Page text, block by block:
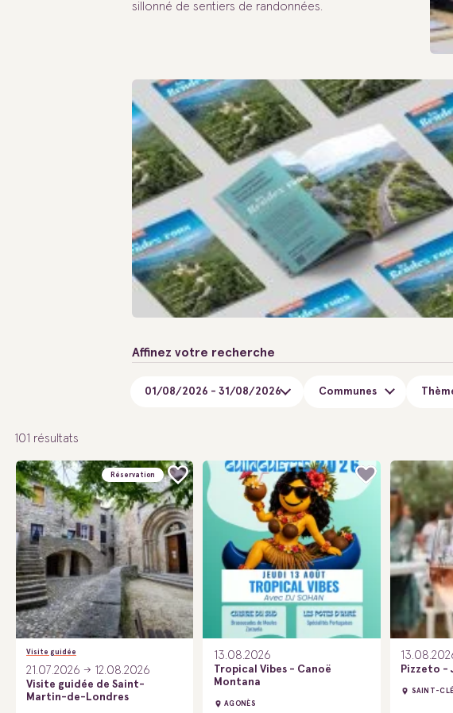
sillonné de sentiers de randonnées.
Affinez votre recherche
Communes
101 résultats
Visite guidée
21.07.2026 12.08.2026
Visite guidée de Saint-
Martin-de-Londres
Réservation
13.08.2026
Tropical Vibes - Canoë
Montana
AGONÈS
Pizzeto -
SAINT-